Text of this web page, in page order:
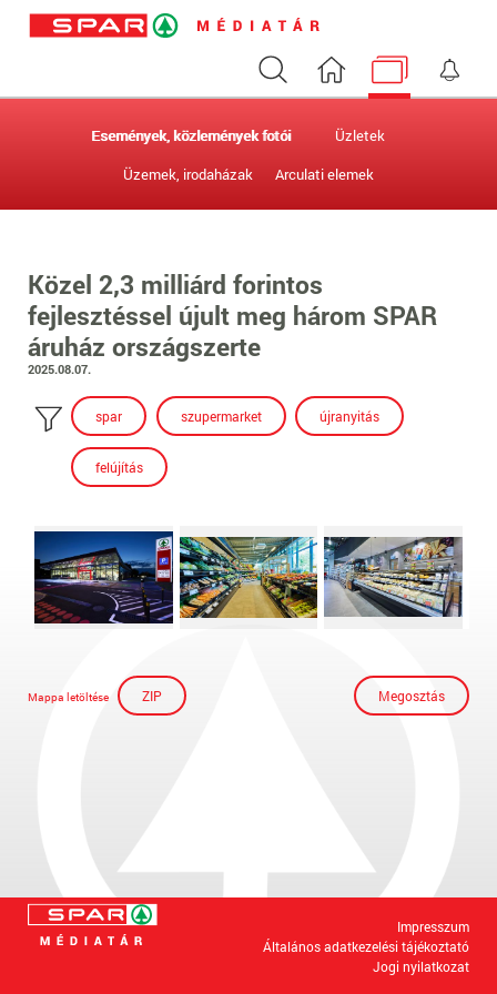
Keresés Nyitóoldal Médiatár
Események, közlemények fotói
Üzletek
Üzemek, irodaházak
Arculati elemek
Közel 2,3 milliárd forintos
fejlesztéssel újult meg három SPAR
áruház országszerte
2025.08.07.
spar szupermarket újranyitás
felújítás
Mappa letöltése ZIP Megosztás
Impresszum
Általános adatkezelési tájékoztató
Jogi nyilatkozat